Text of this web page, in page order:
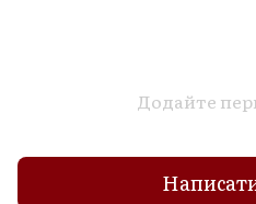
Додайте